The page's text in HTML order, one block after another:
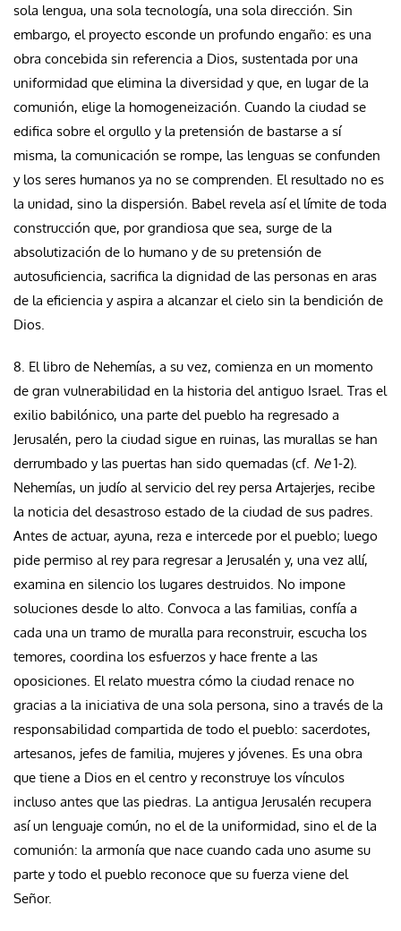
sola lengua, una sola tecnología, una sola dirección. Sin
embargo, el proyecto esconde un profundo engaño: es una
obra concebida sin referencia a Dios, sustentada por una
uniformidad que elimina la diversidad y que, en lugar de la
comunión, elige la homogeneización. Cuando la ciudad se
edifica sobre el orgullo y la pretensión de bastarse a sí
misma, la comunicación se rompe, las lenguas se confunden
y los seres humanos ya no se comprenden. El resultado no es
la unidad, sino la dispersión. Babel revela así el límite de toda
construcción que, por grandiosa que sea, surge de la
absolutización de lo humano y de su pretensión de
autosuficiencia, sacrifica la dignidad de las personas en aras
de la eficiencia y aspira a alcanzar el cielo sin la bendición de
Dios.
8. El libro de Nehemías, a su vez, comienza en un momento
de gran vulnerabilidad en la historia del antiguo Israel. Tras el
exilio babilónico, una parte del pueblo ha regresado a
Jerusalén, pero la ciudad sigue en ruinas, las murallas se han
derrumbado y las puertas han sido quemadas (cf. Ne1-2).
Nehemías, un judío al servicio del rey persa Artajerjes, recibe
la noticia del desastroso estado de la ciudad de sus padres.
Antes de actuar, ayuna, reza e intercede por el pueblo; luego
pide permiso al rey para regresar a Jerusalén y, una vez allí,
examina en silencio los lugares destruidos. No impone
soluciones desde lo alto. Convoca a las familias, confía a
cada una un tramo de muralla para reconstruir, escucha los
temores, coordina los esfuerzos y hace frente a las
oposiciones. El relato muestra cómo la ciudad renace no
gracias a la iniciativa de una sola persona, sino a través de la
responsabilidad compartida de todo el pueblo: sacerdotes,
artesanos, jefes de familia, mujeres y jóvenes. Es una obra
que tiene a Dios en el centro y reconstruye los vínculos
incluso antes que las piedras. La antigua Jerusalén recupera
así un lenguaje común, no el de la uniformidad, sino el de la
comunión: la armonía que nace cuando cada uno asume su
parte y todo el pueblo reconoce que su fuerza viene del
Señor.